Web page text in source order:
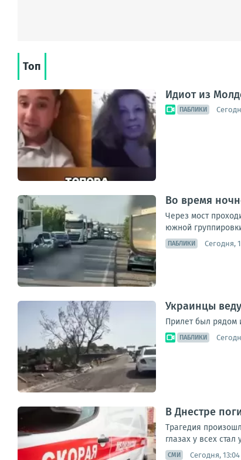
Топ
Идиот из
ПАБЛИКИ
Во время
Через мост
южной
ПАБЛИКИ Сегодня,
Украинцы
Прилет был рядом
ПАБЛИКИ
В Днестре
Трагедия
глазах у всех
СМИ Сегодня, 13:04